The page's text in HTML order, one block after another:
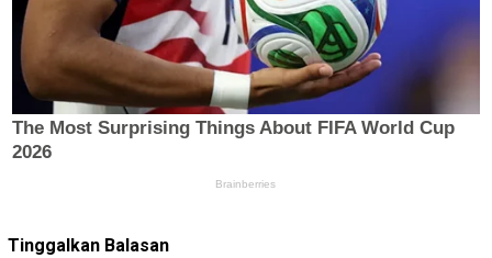
Tinggalkan Balasan